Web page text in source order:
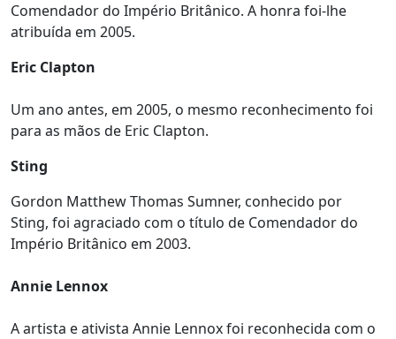
Comendador do Império Britânico. A honra foi-lhe
atribuída em 2005.
Eric Clapton
Um ano antes, em 2005, o mesmo reconhecimento foi
para as mãos de Eric Clapton.
Sting
Gordon Matthew Thomas Sumner, conhecido por
Sting, foi agraciado com o título de Comendador do
Império Britânico em 2003.
Annie Lennox
A artista e ativista Annie Lennox foi reconhecida com o